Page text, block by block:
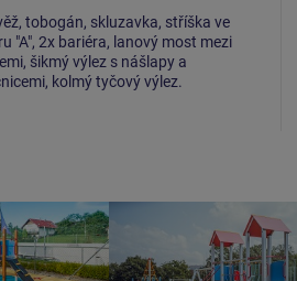
tobogán, skluzavka, stříška ve
"A", 2x bariéra, lanový most mezi
šikmý výlez s nášlapy a
kolmý tyčový výlez.